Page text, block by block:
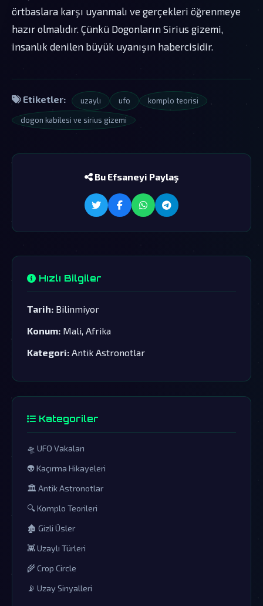
örtbaslara karşı uyanmalı ve gerçekleri öğrenmeye
hazır olmalıdır. Çünkü Dogonların Sirius gizemi,
insanlık denilen büyük uyanışın habercisidir.
Etiketler: uzaylı ufo komplo teorisi
dogon kabilesi ve sirius gizemi
Bu Efsaneyi Paylaş
Hızlı Bilgiler
Tarih: Bilinmiyor
Konum: Mali, Afrika
Kategori: Antik Astronotlar
Kategoriler
🛸 UFO Vakaları
👽 Kaçırma Hikayeleri
🏛️ Antik Astronotlar
🔍 Komplo Teorileri
🏚️ Gizli Üsler
👾 Uzaylı Türleri
🌾 Crop Circle
📡 Uzay Sinyalleri